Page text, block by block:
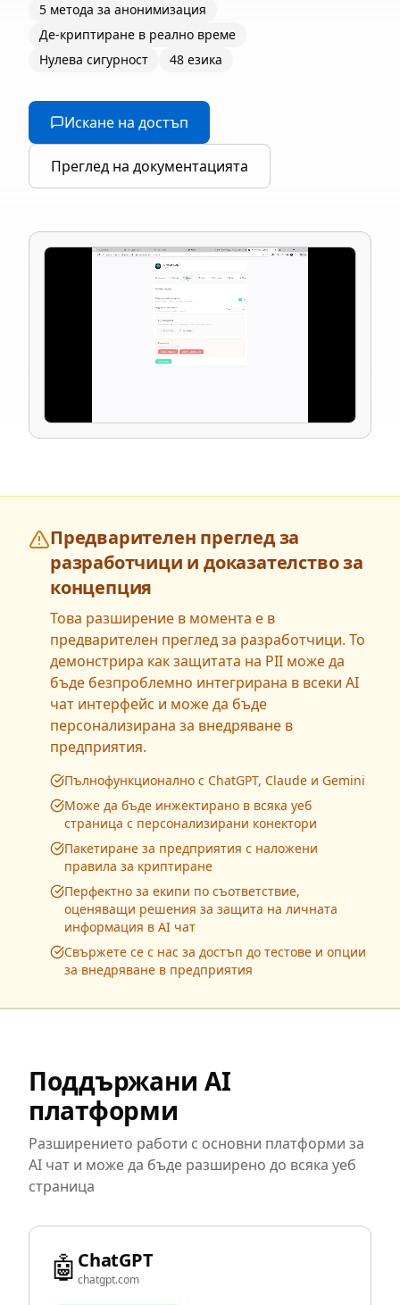
5 метода за анонимизация
Де-криптиране в реално време
Нулева сигурност
48 езика
Искане на достъп
Преглед на документацията
Предварителен преглед за
разработчици и доказателство за
концепция
Това разширение в момента е в
предварителен преглед за разработчици. То
демонстрира как защитата на PII може да
бъде безпроблемно интегрирана в всеки AI
чат интерфейс и може да бъде
персонализирана за внедряване в
предприятия.
Пълнофункционално с ChatGPT, Claude и Gemini
Може да бъде инжектирано в всяка уеб
страница с персонализирани конектори
Пакетиране за предприятия с наложени
правила за криптиране
Перфектно за екипи по съответствие,
оценяващи решения за защита на личната
информация в AI чат
Свържете се с нас за достъп до тестове и опции
за внедряване в предприятия
Поддържани AI
платформи
Разширението работи с основни платформи за
AI чат и може да бъде разширено до всяка уеб
страница
🤖 ChatGPT
chatgpt.com